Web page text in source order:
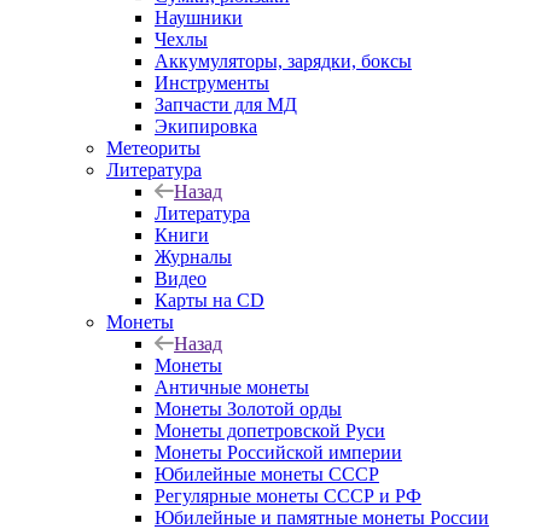
Наушники
Чехлы
Аккумуляторы, зарядки, боксы
Инструменты
Запчасти для МД
Экипировка
Метеориты
Литература
Назад
Литература
Книги
Журналы
Видео
Карты на CD
Монеты
Назад
Монеты
Античные монеты
Монеты Золотой орды
Монеты допетровской Руси
Монеты Российской империи
Юбилейные монеты СССР
Регулярные монеты СССР и РФ
Юбилейные и памятные монеты России